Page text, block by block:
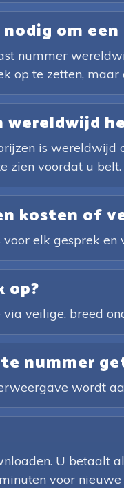
om
nummer
op te zetten,
wereldwijd
is wereldwijd
zien voordat u belt.
kosten of
elk gesprek
op?
veilige, breed
nummer
wordt
U betaalt
voor